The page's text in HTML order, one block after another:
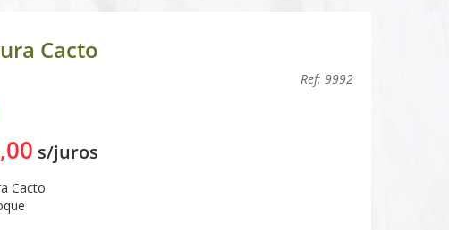
Cacto
Ref: 9992
s/juros
Cacto